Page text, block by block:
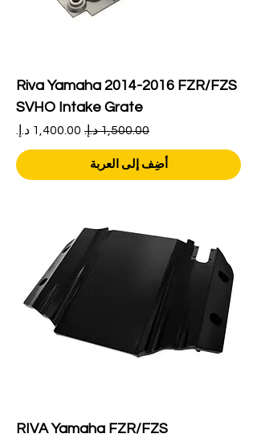
Riva Yamaha 2014-2016 FZR/FZS
SVHO Intake Grate
سعر عادي سعر البيع
أضِف إلى العربة
RIVA Yamaha FZR/FZS